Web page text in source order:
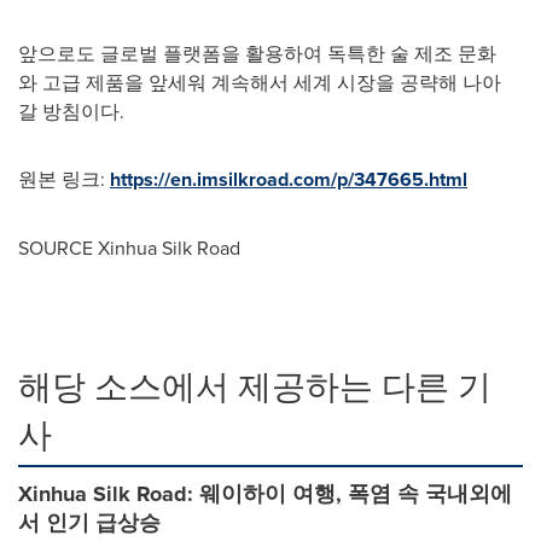
앞으로도 글로벌 플랫폼을 활용하여 독특한 술 제조 문화
와 고급 제품을 앞세워 계속해서 세계 시장을 공략해 나아
갈 방침이다.
원본 링크: https://en.imsilkroad.com/p/347665.html
SOURCE Xinhua Silk Road
해당 소스에서 제공하는 다른 기
사
Xinhua Silk Road: 웨이하이 여행, 폭염 속 국내외에
서 인기 급상승